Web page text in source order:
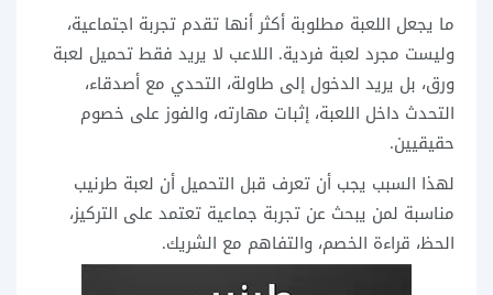
ما يجعل اللعبة مطلوبة أكثر أنها تقدم تجربة اجتماعية،
وليست مجرد لعبة فردية. اللاعب لا يريد فقط تحميل لعبة
ورق، بل يريد الدخول إلى طاولة، التحدي مع أصدقاء،
التحدث داخل اللعبة، إثبات مهارته، والفوز على خصوم
حقيقيين.
لهذا السبب يجب أن تعرف قبل التحميل أن لعبة طرنيب
مناسبة لمن يبحث عن تجربة جماعية تعتمد على التركيز،
الحظ، قراءة الخصم، والتفاهم مع الشريك.